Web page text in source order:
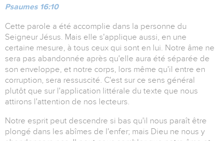
Psaumes 16:10
Cette parole a été accomplie dans la personne du
Seigneur Jésus. Mais elle s'applique aussi, en une
certaine mesure, à tous ceux qui sont en lui. Notre âme ne
sera pas abandonnée après qu'elle aura été séparée de
son enveloppe, et notre corps, lors même qu'il entre en
corruption, sera ressuscité. C'est sur ce sens général
plutôt que sur l'application littérale du texte que nous
attirons l'attention de nos lecteurs.
Notre esprit peut descendre si bas qu'il nous paraît être
plongé dans les abîmes de l'enfer; mais Dieu ne nous y